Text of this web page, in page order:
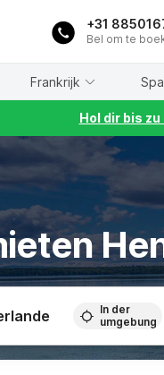
+31
Bel om te
Frankrijk
Hol dir bis
In der
umgebung